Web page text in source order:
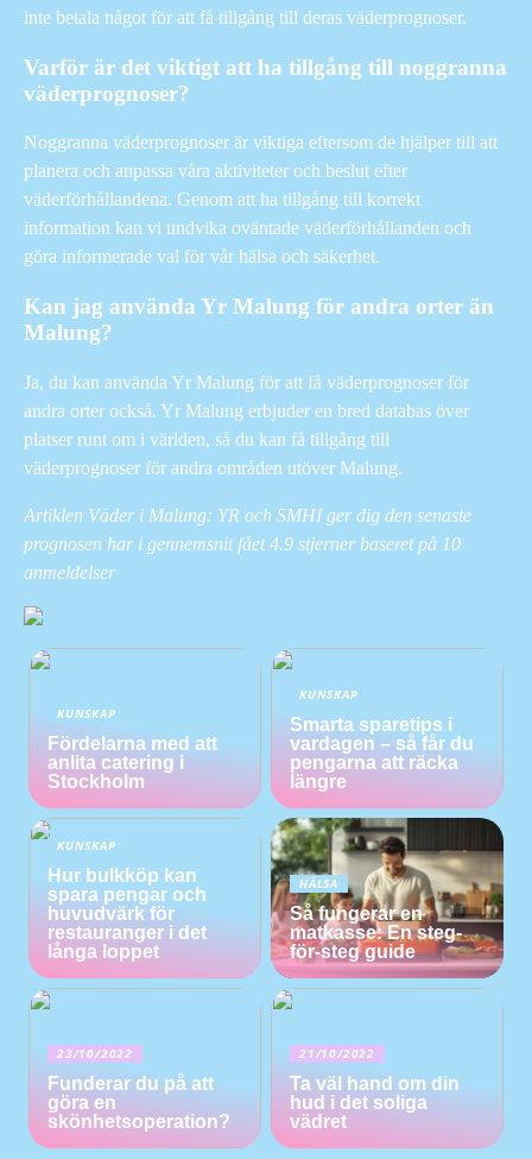
inte betala något för att få tillgång till deras väderprognoser.
Varför är det viktigt att ha tillgång till noggranna
väderprognoser?
Noggranna väderprognoser är viktiga eftersom de hjälper till att
planera och anpassa våra aktiviteter och beslut efter
väderförhållandena. Genom att ha tillgång till korrekt
information kan vi undvika oväntade väderförhållanden och
göra informerade val för vår hälsa och säkerhet.
Kan jag använda Yr Malung för andra orter än
Malung?
Ja, du kan använda Yr Malung för att få väderprognoser för
andra orter också. Yr Malung erbjuder en bred databas över
platser runt om i världen, så du kan få tillgång till
väderprognoser för andra områden utöver Malung.
Artiklen Väder i Malung: YR och SMHI ger dig den senaste
prognosen har i gennemsnit fået4.9 stjerner baseret på 10
anmeldelser
KUNSKAP
Fördelarna med att
anlita catering i
Stockholm
KUNSKAP
Smarta sparetips i
vardagen – så får du
pengarna att räcka
längre
KUNSKAP
Hur bulkköp kan
spara pengar och
huvudvärk för
restauranger i det
långa loppet
HÄLSA
Så fungerar en
matkasse: En steg-
för-steg guide
23/10/2022
Funderar du på att
göra en
skönhetsoperation?
21/10/2022
Ta väl hand om din
hud i det soliga
vädret